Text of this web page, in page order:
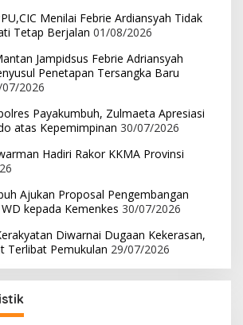
Menilai Febrie Ardiansyah Tidak
Tetap Berjalan 01/08/2026
Jampidsus Febrie Adriansyah
Penetapan Tersangka Baru
2026
Payakumbuh, Zulmaeta Apresiasi
atas Kepemimpinan 30/07/2026
Hadiri Rakor KKMA Provinsi
Ajukan Proposal Pengembangan
kepada Kemenkes 30/07/2026
Diwarnai Dugaan Kekerasan,
Terlibat Pemukulan 29/07/2026